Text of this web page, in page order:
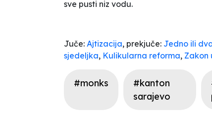
sve pusti niz vodu.
Juče: Ajtizacija, prekjuče: Jedno ili
sjedeljka, Kulikularna reforma, Zakon
#monks
#kanton
sarajevo